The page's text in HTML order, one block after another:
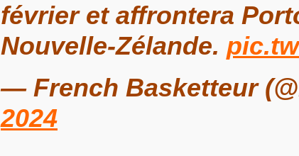
février et affrontera
Nouvelle-Zélande.
— French Basketteur
2024